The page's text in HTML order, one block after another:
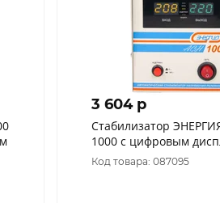
3 604 p
Cтабилизатор
1000 с цифровым
Код товара: 087095